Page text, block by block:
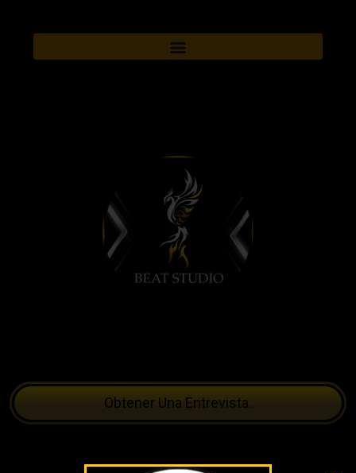
Obtener Una Entrevista.